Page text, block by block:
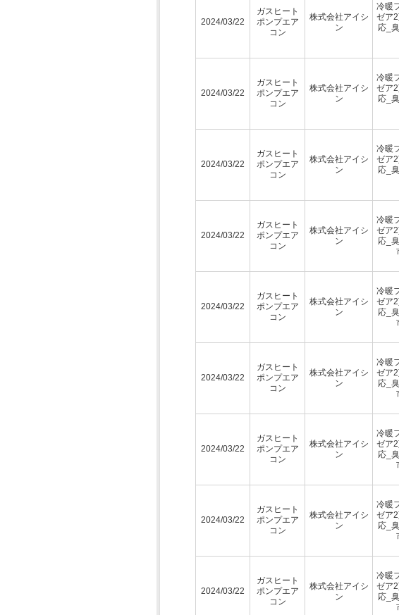
2024/03/22
ガスヒート
ポンプエア
コン
株式会社アイシ
ン
冷暖
ゼア
応_
2024/03/22
ガスヒート
ポンプエア
コン
株式会社アイシ
ン
冷暖
ゼア
応_
2024/03/22
ガスヒート
ポンプエア
コン
株式会社アイシ
ン
冷暖
ゼア
応_
2024/03/22
ガスヒート
ポンプエア
コン
株式会社アイシ
ン
冷暖
ゼア
応_
2024/03/22
ガスヒート
ポンプエア
コン
株式会社アイシ
ン
冷暖
ゼア
応_
2024/03/22
ガスヒート
ポンプエア
コン
株式会社アイシ
ン
冷暖
ゼア
応_
2024/03/22
ガスヒート
ポンプエア
コン
株式会社アイシ
ン
冷暖
ゼア
応_
2024/03/22
ガスヒート
ポンプエア
コン
株式会社アイシ
ン
冷暖
ゼア
応_
2024/03/22
ガスヒート
ポンプエア
コン
株式会社アイシ
ン
冷暖
ゼア
応_